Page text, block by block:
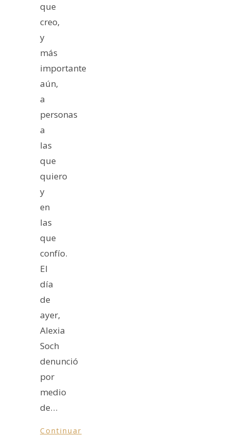
que
creo,
y
más
importante
aún,
a
personas
a
las
que
quiero
y
en
las
que
confío.
El
día
de
ayer,
Alexia
Soch
denunció
por
medio
de…
Continuar